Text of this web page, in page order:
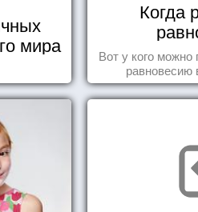
мира
Когда
Вот у кого
равновесию